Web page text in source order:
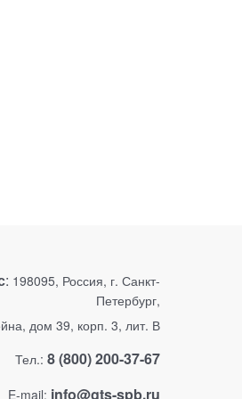
: 198095, Россия, г. Санкт-
Петербург,
дом 39, корп. 3, лит. В
Тел.: 8 (800) 200-37-67
E-mail: info@gts-spb.ru